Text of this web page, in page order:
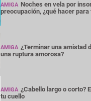
AMIGA Noches en vela por
preocupación, ¿qué hacer para
AMIGA ¿Terminar una amistad
una ruptura amorosa?
AMIGA ¿Cabello largo o corto?
tu cuello